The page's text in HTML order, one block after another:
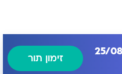
זימון תור